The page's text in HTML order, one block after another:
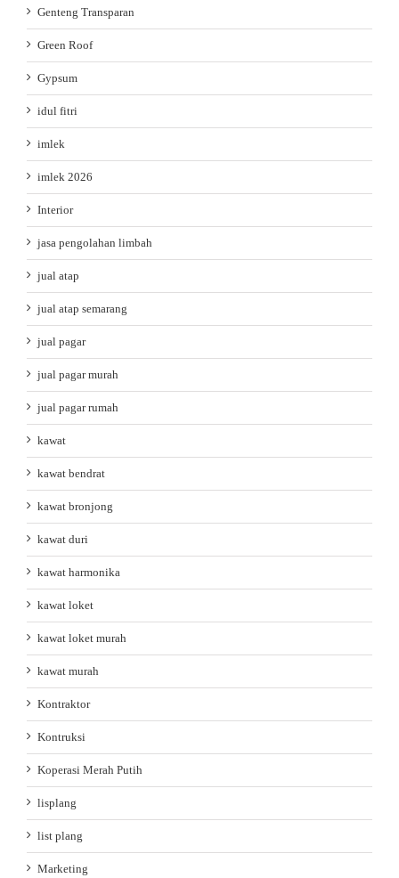
Genteng Transparan
Green Roof
Gypsum
idul fitri
imlek
imlek 2026
Interior
jasa pengolahan limbah
jual atap
jual atap semarang
jual pagar
jual pagar murah
jual pagar rumah
kawat
kawat bendrat
kawat bronjong
kawat duri
kawat harmonika
kawat loket
kawat loket murah
kawat murah
Kontraktor
Kontruksi
Koperasi Merah Putih
lisplang
list plang
Marketing